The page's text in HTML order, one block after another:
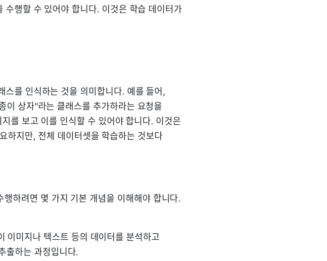
행할 수 있어야 합니다. 이것은 학습 데이터가
스를 인식하는 것을 의미합니다. 예를 들어,
이 상자"라는 클래스를 추가하라는 요청을
를 보고 이를 인식할 수 있어야 합니다. 이것은
지만, 전체 데이터셋을 학습하는 것보다
려면 몇 가지 기본 개념을 이해해야 합니다.
이미지나 텍스트 등의 데이터를 분석하고
출하는 과정입니다.